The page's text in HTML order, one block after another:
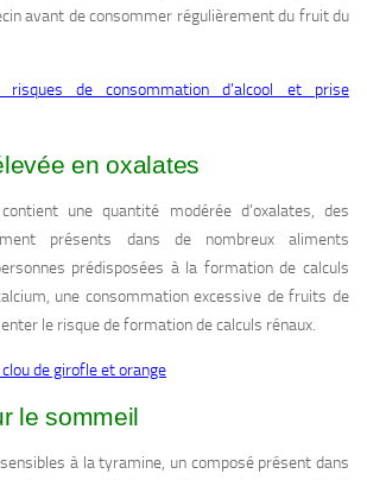
avant de consommer régulièrement du fruit du
risques de consommation d’alcool et prise
en oxalates
une quantité modérée d’oxalates, des
présents dans de nombreux aliments
prédisposées à la formation de calculs
une consommation excessive de fruits de
le risque de formation de calculs rénaux.
de girofle et orange
le sommeil
à la tyramine, un composé présent dans